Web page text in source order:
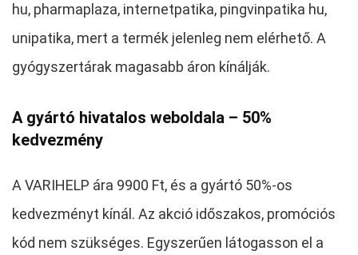
hu, pharmaplaza, internetpatika, pingvinpatika hu,
unipatika, mert a termék jelenleg nem elérhető. A
gyógyszertárak magasabb áron kínálják.
A gyártó hivatalos weboldala – 50%
kedvezmény
A VARIHELP ára 9900 Ft, és a gyártó 50%-os
kedvezményt kínál. Az akció időszakos, promóciós
kód nem szükséges. Egyszerűen látogasson el a